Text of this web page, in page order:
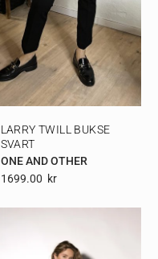
LARRY TWILL BUKSE
SVART
ONE AND OTHER
1699.00 Kr